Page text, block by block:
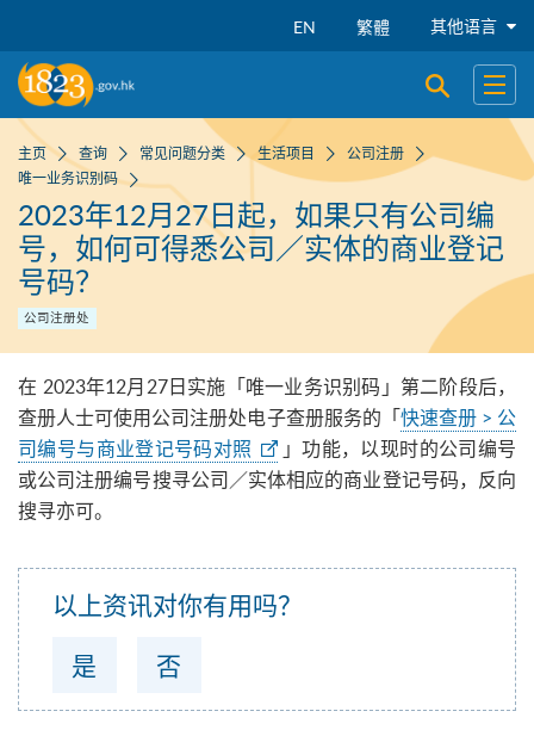
EN 繁體 其他语言
开启搜寻
开启
主页 查询 常见问题分类 生活项目
公司注册
唯一业务识别码
2023年12月27日起，如果只有公司编
号，如何可得悉公司／实体的商业登记
号码？
公司注册处
在 2023年12月27日实施「唯一业务识别码」第二阶段后，
查册人士可使用公司注册处电子查册服务的「快速查册 > 公
司编号与商业登记号码对照
」功能，以现时的公司编号
或公司注册编号搜寻公司／实体相应的商业登记号码，反向
搜寻亦可。
以上资讯对你有用吗？
是
否